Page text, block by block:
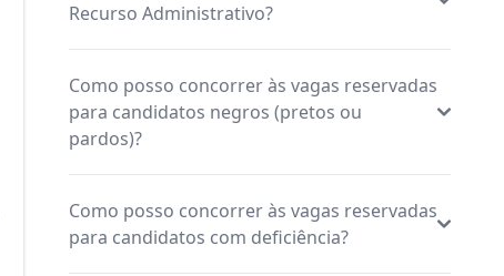
Recurso Administrativo?
Como posso concorrer às vagas reservadas
para candidatos negros (pretos ou
pardos)?
Como posso concorrer às vagas reservadas
para candidatos com deficiência?